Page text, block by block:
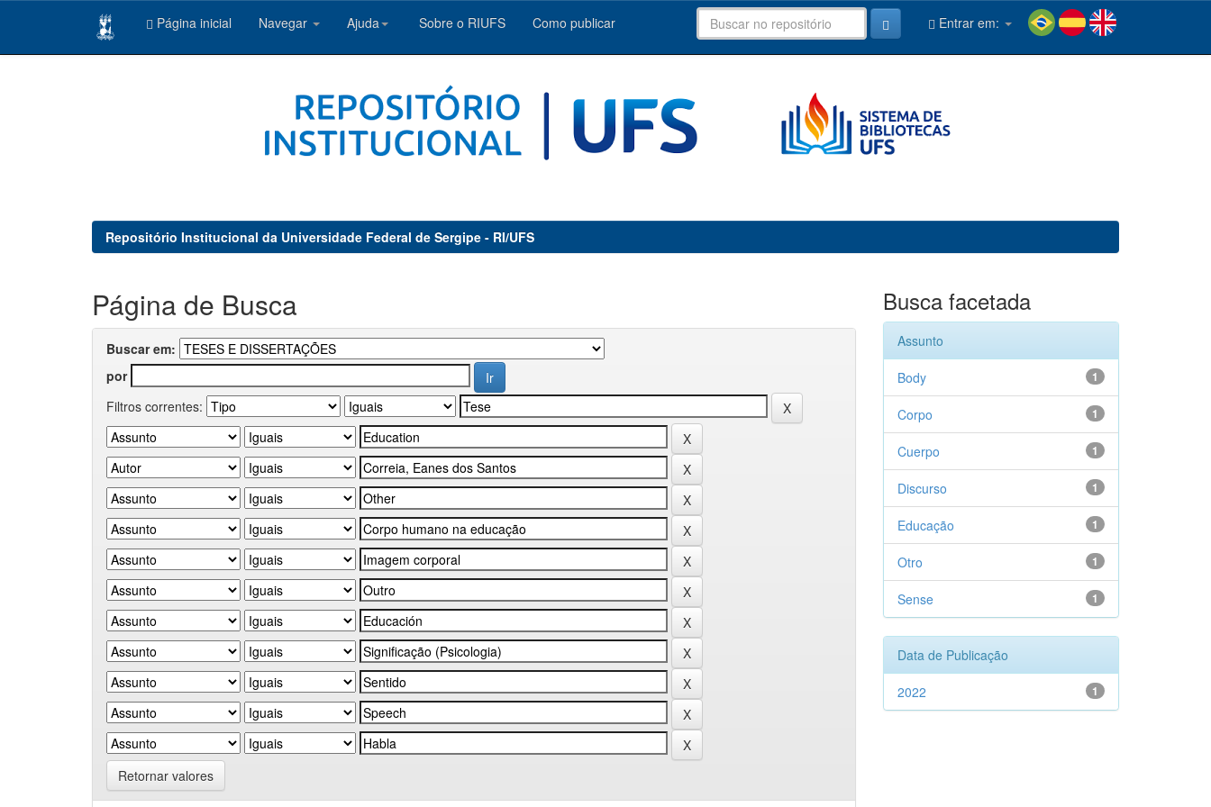
Página inicial Navegar Ajuda Sobre o RIUFS Como publicar Entrar em:
Repositório Institucional da Universidade Federal de Sergipe - RI/UFS
Página de Busca
Buscar em:
por
Filtros correntes:
Retornar valores
Busca facetada
Assunto
1
Body
1
Corpo
1
Cuerpo
1
Discurso
1
Educação
1
Otro
1
Sense
Data de Publicação
1
2022